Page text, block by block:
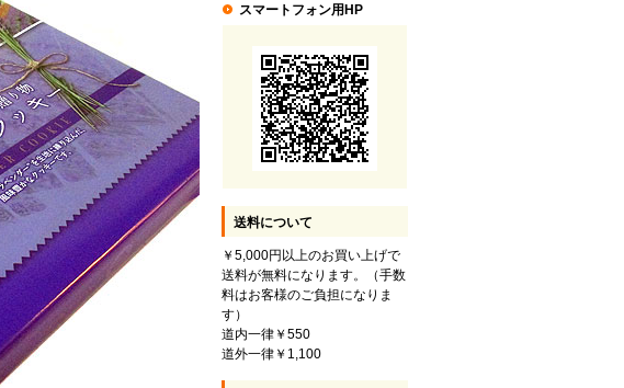
スマートフォン用HP
送料について
￥5,000円以上のお買い上げで
送料が無料になります。（手数
料はお客様のご負担になりま
す）
道内一律￥550
道外一律￥1,100